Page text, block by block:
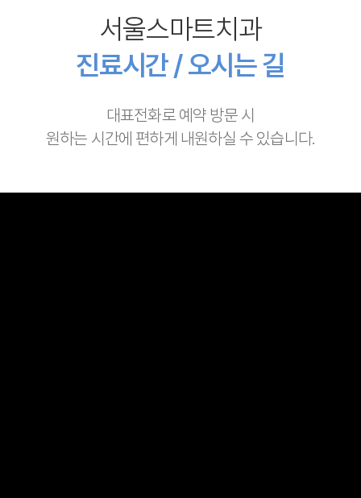
서울스마트치과
진료시간 / 오시는 길
대표전화로 예약 방문 시
원하는 시간에 편하게 내원하실 수 있습니다.